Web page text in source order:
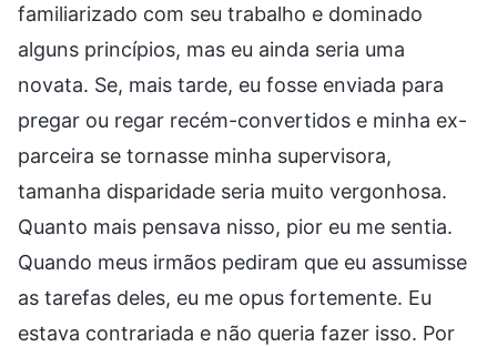
familiarizado com seu trabalho e dominado
alguns princípios, mas eu ainda seria uma
novata. Se, mais tarde, eu fosse enviada para
pregar ou regar recém-convertidos e minha ex-
parceira se tornasse minha supervisora,
tamanha disparidade seria muito vergonhosa.
Quanto mais pensava nisso, pior eu me sentia.
Quando meus irmãos pediram que eu assumisse
as tarefas deles, eu me opus fortemente. Eu
estava contrariada e não queria fazer isso. Por